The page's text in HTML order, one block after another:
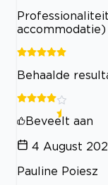
accommodatie)
Behaalde
Beveelt aan
4 August
Pauline Poiesz